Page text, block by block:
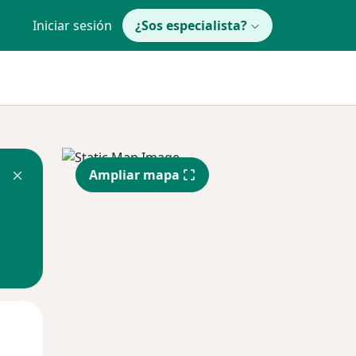
Iniciar sesión ¿Sos especialista?
Ampliar mapa